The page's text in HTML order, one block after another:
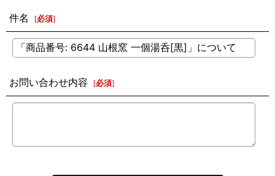
件名 [必須]
お問い合わせ内容 [必須]